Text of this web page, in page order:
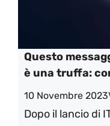
Questo
è una truffa:
10 Novembre 2023
Dopo il lancio di